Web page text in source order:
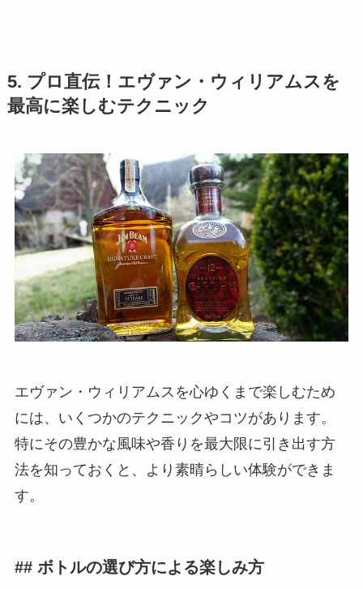
5. プロ直伝！エヴァン・ウィリアムスを
最高に楽しむテクニック
エヴァン・ウィリアムスを心ゆくまで楽しむため
には、いくつかのテクニックやコツがあります。
特にその豊かな風味や香りを最大限に引き出す方
法を知っておくと、より素晴らしい体験ができま
す。
## ボトルの選び方による楽しみ方